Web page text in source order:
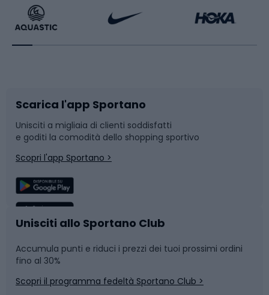
Bikepacking
Bushcraft
Corsa
Sport di squadra
Caschi da ciclismo
Skitouring
Sport con le racchette
Slitte e slittini
Snowboard
Camminata nordica
Nuoto
Pattinaggio
Scarica l'app Sportano
Unisciti a migliaia di clienti soddisfatti
e goditi la comodità dello shopping sportivo
Scopri l'app Sportano >
Unisciti allo Sportano Club
Accumula punti e riduci i prezzi dei tuoi prossimi ordini
fino al 30%
Scopri il programma fedeltà Sportano Club >